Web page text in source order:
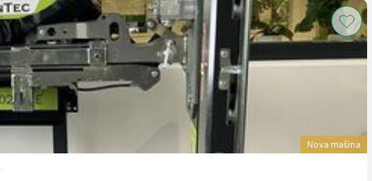
Nova mašina